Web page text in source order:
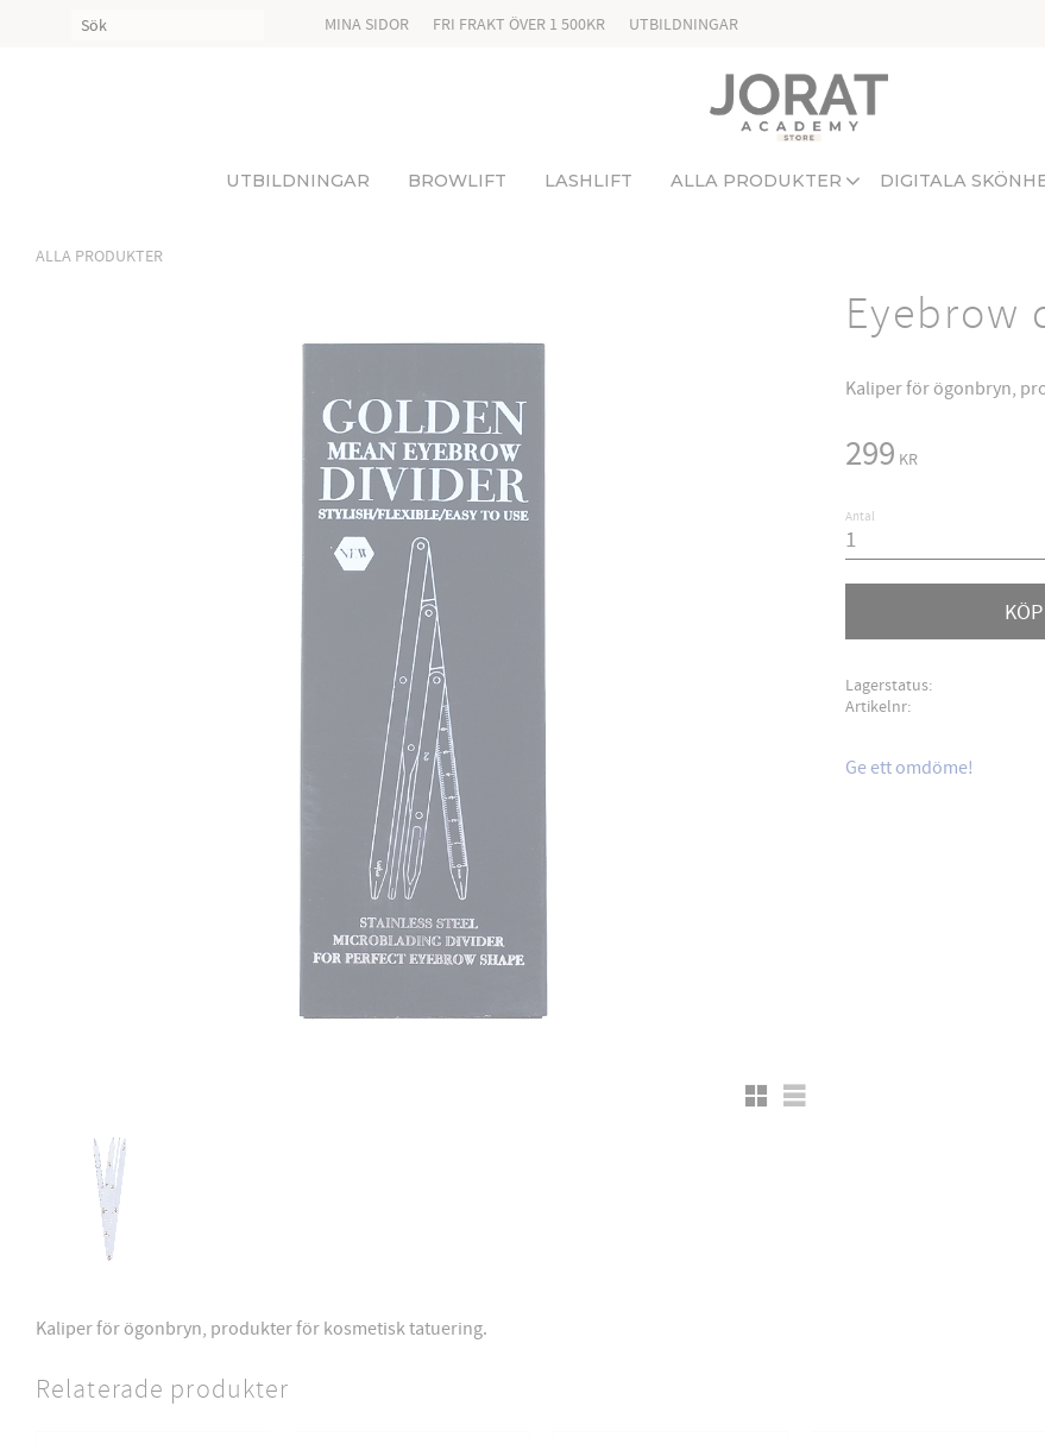
MINA SIDOR FRI FRAKT ÖVER 1 500KR UTBILDNINGAR
UTBILDNINGAR BROWLIFT LASHLIFT ALLA PRODUKTER DIGITALA
ALLA PRODUKTER
Eyebrow
Kaliper för ögonbryn,
Rutnätsvy
Listvy
299 KR
Antal
KÖP
Lagerstatus
Artikelnr
Ge ett omdöme!
Kaliper för ögonbryn, produkter för kosmetisk tatuering.
Relaterade produkter